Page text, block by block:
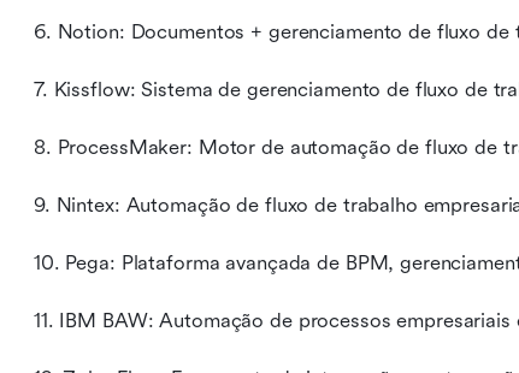
6. Notion: Documentos + gerenciamento de fluxo de
7. Kissflow: Sistema de gerenciamento de fluxo de
8. ProcessMaker: Motor de automação de fluxo de
9. Nintex: Automação de fluxo de trabalho
10. Pega: Plataforma avançada de BPM,
11. IBM BAW: Automação de processos